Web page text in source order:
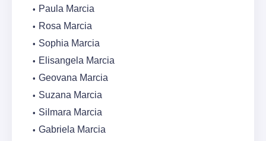
Paula Marcia
Rosa Marcia
Sophia Marcia
Elisangela Marcia
Geovana Marcia
Suzana Marcia
Silmara Marcia
Gabriela Marcia